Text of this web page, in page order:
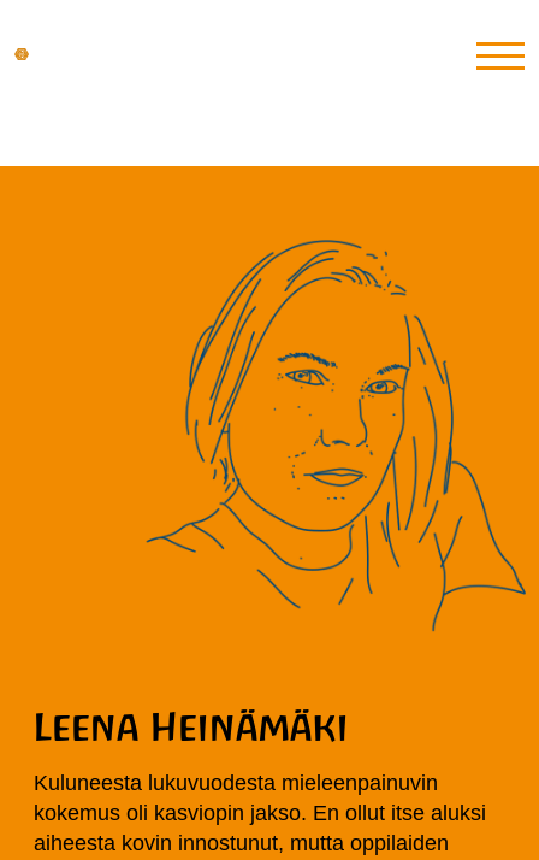
Leena Heinämäki
Kuluneesta lukuvuodesta mieleenpainuvin
kokemus oli kasviopin jakso. En ollut itse aluksi
aiheesta kovin innostunut, mutta oppilaiden